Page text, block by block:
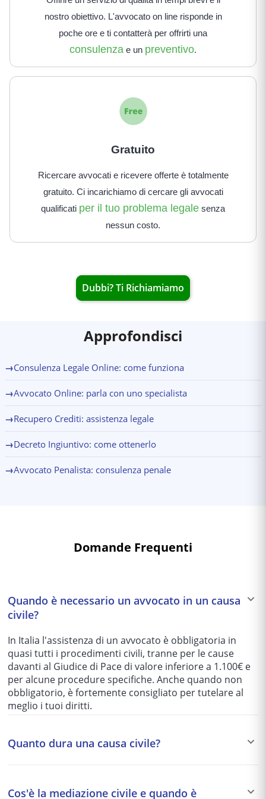
nostro obiettivo. L'avvocato on line risponde in
poche ore e ti contatterà per offrirti una
consulenza e un preventivo.
Gratuito
Ricercare avvocati e ricevere offerte è totalmente
gratuito. Ci incarichiamo di cercare gli avvocati
qualificati per il tuo problema legale senza
nessun costo.
Dubbi? Ti Richiamiamo
Approfondisci
→Consulenza Legale Online: come funziona
→Avvocato Online: parla con uno specialista
→Recupero Crediti: assistenza legale
→Decreto Ingiuntivo: come ottenerlo
→Avvocato Penalista: consulenza penale
Domande Frequenti
Quando è necessario un avvocato in un causa
civile?
In Italia l'assistenza di un avvocato è obbligatoria in
quasi tutti i procedimenti civili, tranne per le cause
davanti al Giudice di Pace di valore inferiore a 1.100€ e
per alcune procedure specifiche. Anche quando non
obbligatorio, è fortemente consigliato per tutelare al
meglio i tuoi diritti.
Quanto dura una causa civile?
semplici fino a 5-10 anni per quelle più articolate. Per
Cos'è la mediazione civile e quando è